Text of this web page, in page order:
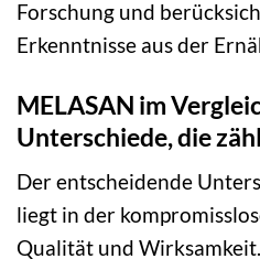
Forschung und
Erkenntnisse aus der
MELASAN im
Unterschiede, die
Der entscheidende
liegt in der
Qualität und